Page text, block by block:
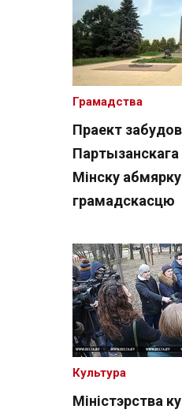
Праект
Партызанскага
Мінску
грамадскасцю
Грамадства
Міністэрства
Культура